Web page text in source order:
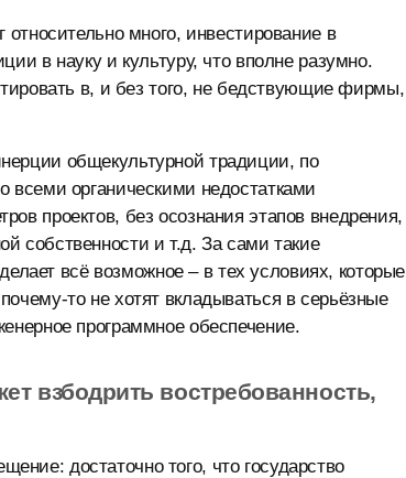
много, инвестирование в
в науку и культуру, что вполне разумно.
в, и без того, не бедствующие фирмы,
общекультурной традиции, по
органическими недостатками
проектов, без осознания этапов внедрения,
собственности и т.д. За сами такие
всё возможное – в тех условиях, которые
то не хотят вкладываться в серьёзные
программное обеспечение.
взбодрить востребованность,
достаточно того, что государство